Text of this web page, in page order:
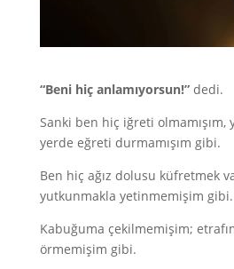
“Beni hiç anlamıyorsun!”dedi.
Sanki ben hiç iğreti olmamışım,
yerde eğreti durmamışım gibi.
Ben hiç ağız dolusu küfretmek
yutkunmakla yetinmemişim gibi.
Kabuğuma çekilmemişim;
örmemişim gibi.